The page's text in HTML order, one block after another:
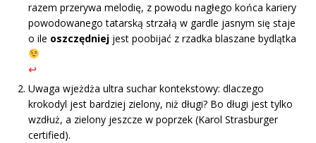
razem przerywa melodię, z powodu nagłego końca kariery
powodowanego tatarską strzałą w gardle jasnym się staje
o ile oszczędniej jest poobijać z rzadka blaszane bydlątka
↩︎
Uwaga wjeżdża ultra suchar kontekstowy: dlaczego
krokodyl jest bardziej zielony, niż długi? Bo długi jest tylko
wzdłuż, a zielony jeszcze w poprzek (Karol Strasburger
certified).